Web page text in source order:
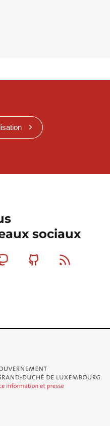
sociaux
MastodonGithub